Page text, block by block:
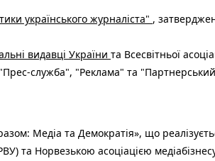
українського журналіста" ,
видавці України та Всесвітньої
служба", "Реклама" та
Медіа та Демократія», що
та Норвезькою асоціацією